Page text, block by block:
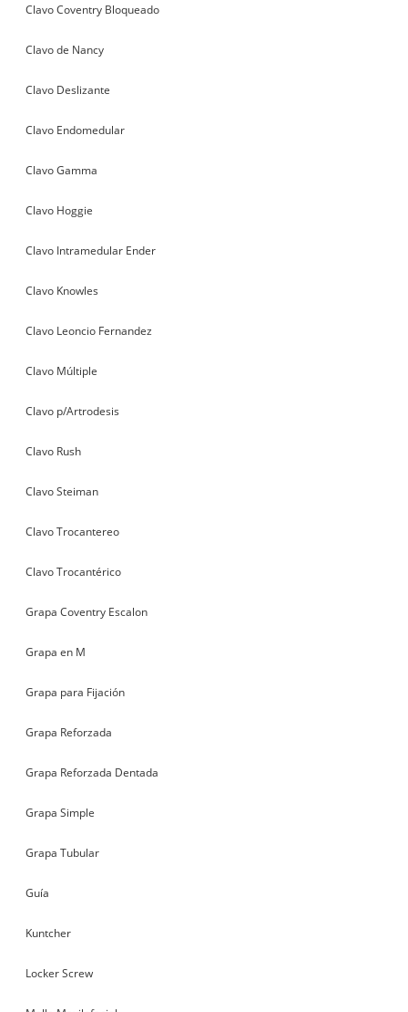
Clavo Coventry Bloqueado
Clavo de Nancy
Clavo Deslizante
Clavo Endomedular
Clavo Gamma
Clavo Hoggie
Clavo Intramedular Ender
Clavo Knowles
Clavo Leoncio Fernandez
Clavo Múltiple
Clavo p/Artrodesis
Clavo Rush
Clavo Steiman
Clavo Trocantereo
Clavo Trocantérico
Grapa Coventry Escalon
Grapa en M
Grapa para Fijación
Grapa Reforzada
Grapa Reforzada Dentada
Grapa Simple
Grapa Tubular
Guía
Kuntcher
Locker Screw